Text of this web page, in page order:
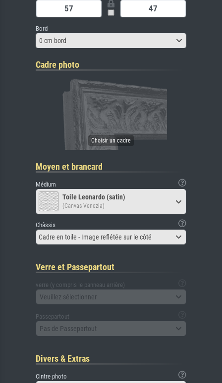
Bord
0 cm bord
Cadre photo
Moyen et brancard
Médium
Toile Leonardo (satin)
(Canvas Venezia)
Châssis
Cadre en toile - Image reflétée sur le côté
Verre et Passepartout
verre (y compris le panneau arrière)
Veuillez sélectionner
Passepartout
Pas de Passepartout
Divers & Extras
Cintre photo